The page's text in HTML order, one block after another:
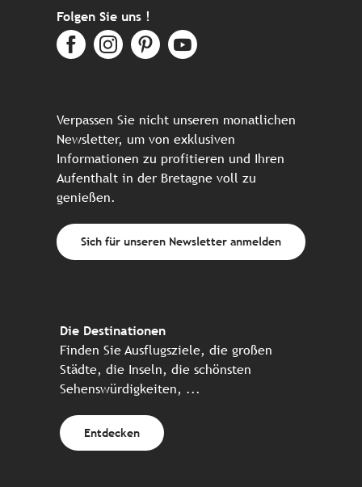
Folgen Sie uns !
Verpassen Sie nicht unseren monatlichen
Newsletter, um von exklusiven
Informationen zu profitieren und Ihren
Aufenthalt in der Bretagne voll zu
genießen.
Sich für unseren Newsletter anmelden
Die Destinationen
Finden Sie Ausflugsziele, die großen
Städte, die Inseln, die schönsten
Sehenswürdigkeiten, ...
Entdecken